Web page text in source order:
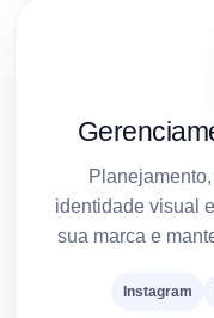
identidade visual
sua marca e
Instagram